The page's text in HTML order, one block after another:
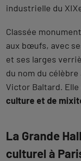
industrielle du
Classée
aux bœufs, avec
et ses larges
du nom du
Victor Baltard.
culture et de
La Grande
culturel à